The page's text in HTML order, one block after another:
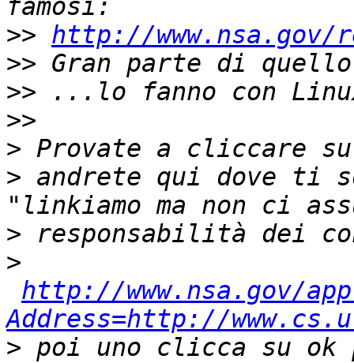
>> http://www.nsa.gov/
>>
>>
>>
>
> andrete qui dove ti
>
>
http://www.nsa.gov/
Address=http://
> poi uno clicca su